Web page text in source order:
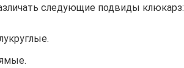
следующие подвиды клюкарз: